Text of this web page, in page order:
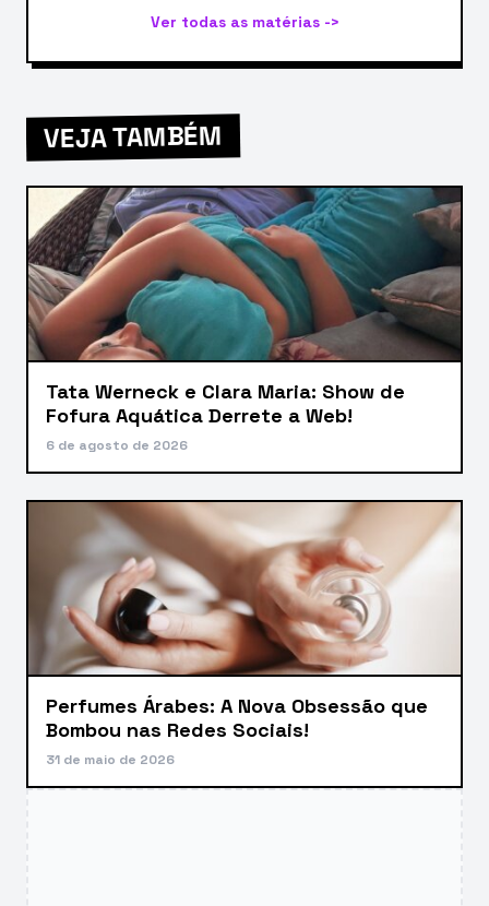
Ver todas as matérias ->
VEJA TAMBÉM
Tata Werneck e Clara Maria: Show de
Fofura Aquática Derrete a Web!
6 de agosto de 2026
Perfumes Árabes: A Nova Obsessão que
Bombou nas Redes Sociais!
31 de maio de 2026